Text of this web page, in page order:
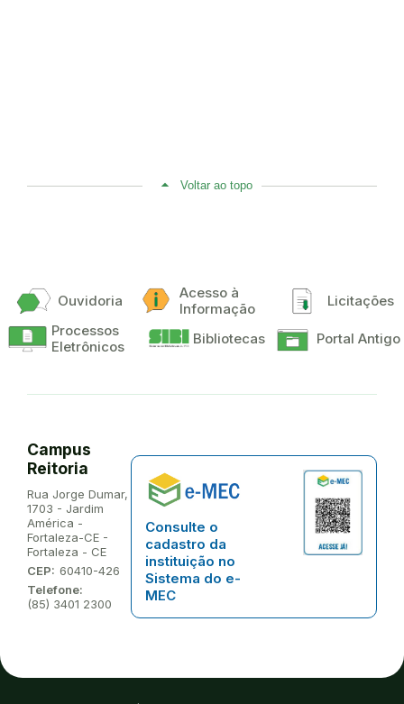
Voltar ao topo
Ouvidoria
Acesso à
Informação
Licitações
Processos
Eletrônicos
Bibliotecas Portal Antigo
Campus
Reitoria
Endereço:
Rua Jorge Dumar,
1703 - Jardim
América -
Fortaleza-CE -
Fortaleza - CE
CEP: 60410-426
Telefone:
(85) 3401 2300
Consulte o
cadastro da
instituição no
Sistema do e-
MEC